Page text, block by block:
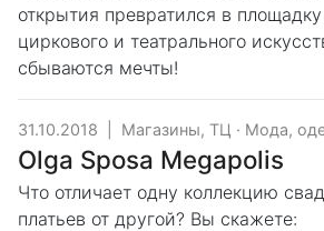
открытия превратился в
циркового и театрального
сбываются мечты!
31.10.2018 Магазины, ТЦ · Мода,
Olga Sposa Megapolis
Что отличает одну коллекцию
платьев от другой? Вы скажете: